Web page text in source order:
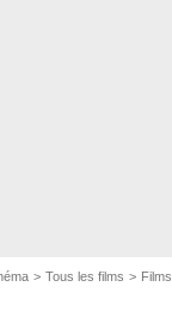
Tous les films